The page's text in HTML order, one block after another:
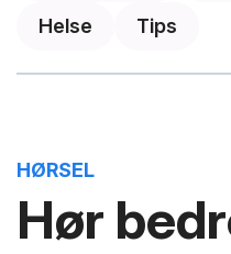
Helse Tips
Hør
HØRSEL